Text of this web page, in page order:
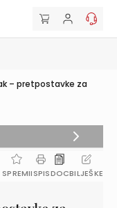
– pretpostavke za
SPREMIISPISDOCBILJEŠKE